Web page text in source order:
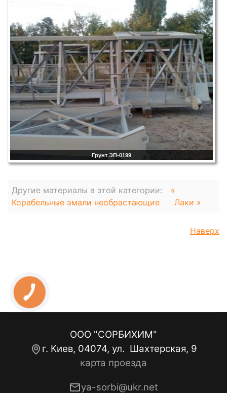
Грунт ЭП-0199
Другие материалы в этой категории:
«
Корабельные эмали необрастающие
Лаки »
Наверх
ООО "СОРБИХИМ"
г. Киев, 04074, ул. Шахтерская, 9
карта проезда
ya-sorbi@ukr.net